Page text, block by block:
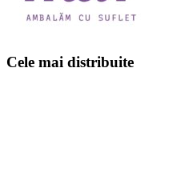
Cele mai distribuite